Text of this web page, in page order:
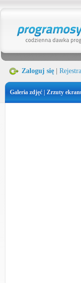
Zaloguj się
Galeria zdjęć | Zrzuty